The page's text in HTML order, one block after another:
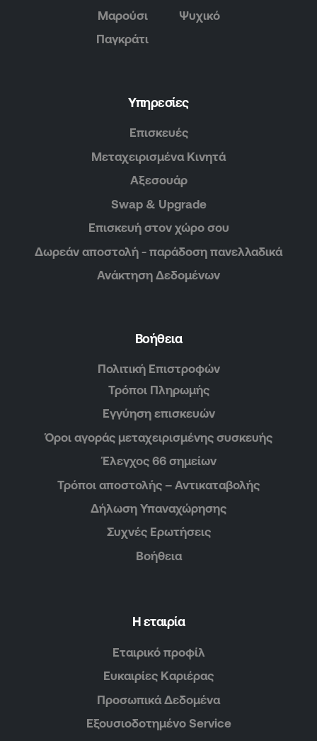
Μαρούσι
Παγκράτι
Ψυχικό
Υπηρεσίες
Επισκευές
Μεταχειρισμένα Κινητά
Αξεσουάρ
Swap & Upgrade
Επισκευή στον χώρο σου
Δωρεάν αποστολή - παράδοση πανελλαδικά
Ανάκτηση Δεδομένων
Βοήθεια
Πολιτική Επιστροφών
Τρόποι Πληρωμής
Εγγύηση επισκευών
Όροι αγοράς μεταχειρισμένης συσκευής
Έλεγχος 66 σημείων
Τρόποι αποστολής – Αντικαταβολής
Δήλωση Υπαναχώρησης
Συχνές Ερωτήσεις
Βοήθεια
Η εταιρία
Εταιρικό προφίλ
Ευκαιρίες Καριέρας
Προσωπικά Δεδομένα
Εξουσιοδοτημένο Service